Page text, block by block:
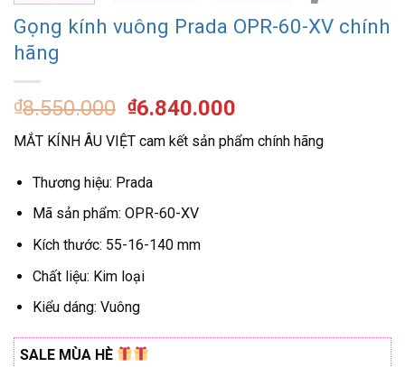
Gọng kính vuông Prada OPR-60-XV chính
hãng
₫8.550.000 Giá
gốc
là:
₫8.550.000.
₫6.840.000
hiện
tại
MẮT KÍNH ÂU VIỆT cam kết sản phẩm chính hãng
Thương hiệu: Prada
Mã sản phẩm: OPR-60-XV
Kích thước: 55-16-140 mm
Chất liệu: Kim loại
Kiểu dáng: Vuông
SALE MÙA HÈ